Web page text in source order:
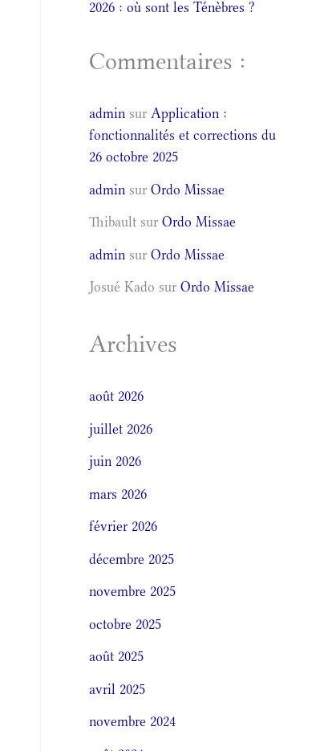
2026 : où sont les Ténèbres ?
Commentaires :
admin surApplication :
fonctionnalités et corrections du
26 octobre 2025
admin surOrdo Missae
Thibault surOrdo Missae
admin surOrdo Missae
Josué Kado surOrdo Missae
Archives
août 2026
juillet 2026
juin 2026
mars 2026
février 2026
décembre 2025
novembre 2025
octobre 2025
août 2025
avril 2025
novembre 2024